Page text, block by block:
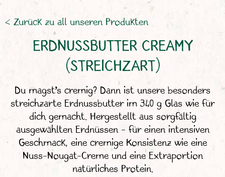
< Zurück zu all unseren Produkten
ERDNUSSBUTTER CREAMY
(STREICHZART)
Du magst’s cremig? Dann ist unsere besonders
streichzarte Erdnussbutter im 340 g Glas wie für
dich gemacht. Hergestellt aus sorgfältig
ausgewählten Erdnüssen – für einen intensiven
Geschmack, eine cremige Konsistenz wie eine
Nuss-Nougat-Creme und eine Extraportion
natürliches Protein.